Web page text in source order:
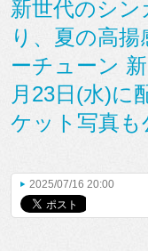
新世代のシ
り、夏の高
ーチューン
月23日(水)に
ケット写真も
2025/07/16 20:00